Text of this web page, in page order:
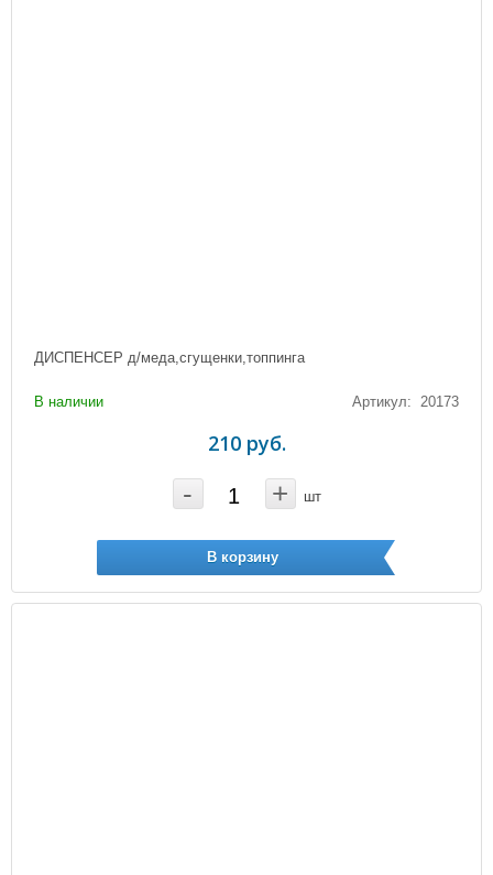
ДИСПЕНСЕР д/меда,сгущенки,топпинга
В наличии Артикул: 20173
210 руб.
- + шт
В корзину